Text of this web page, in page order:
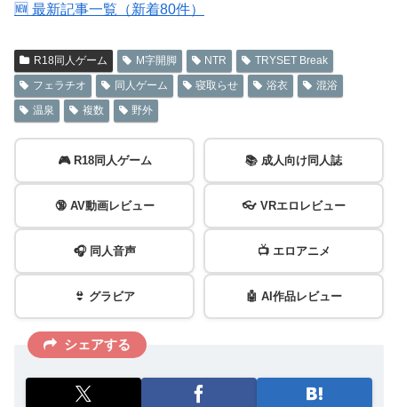
🆕 最新記事一覧（新着80件）
R18同人ゲーム M字開脚 NTR
TRYSET Break
フェラチオ
同人ゲーム 寝取らせ 浴衣
混浴
温泉
複数 野外
🎮 R18同人ゲーム 📚 成人向け同人誌
🔞 AV動画レビュー 👓 VRエロレビュー
🎧 同人音声 📺 エロアニメ
👙 グラビア 🤖 AI作品レビュー
シェアする